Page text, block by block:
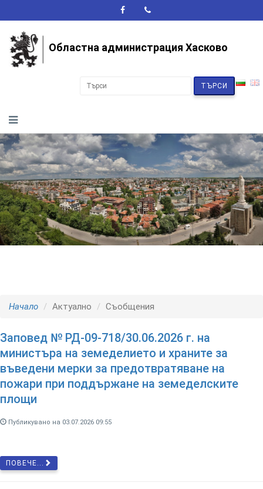
Областна администрация Хасково
ТЪРСИ
Начало Актуално Съобщения
Заповед № РД-09-718/30.06.2026 г. на
министъра на земеделието и храните за
въведени мерки за предотвратяване на
пожари при поддържане на земеделските
площи
Публикувано на 03.07.2026 09:55
ПОВЕЧЕ...